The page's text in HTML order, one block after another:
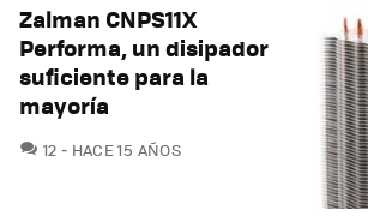
Zalman CNPS11X
Performa, un disipador
suficiente para la
mayoría
12 COMENTARIOS
HACE 15 AÑOS